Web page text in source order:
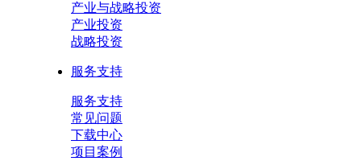
产业与战略投资
产业投资
战略投资
服务支持
服务支持
常见问题
下载中心
项目案例